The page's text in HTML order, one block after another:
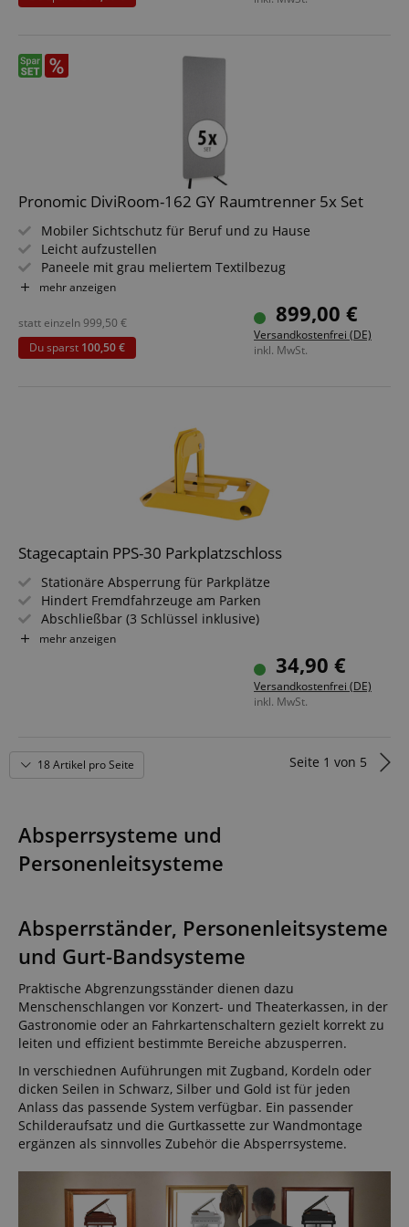
Pronomic DiviRoom-162 GY Raumtrenner 5x Set
Mobiler Sichtschutz für Beruf und zu Hause
Leicht aufzustellen
Paneele mit grau meliertem Textilbezug
Abmessungen: 60 x 167 cm
Spar-Set mit 5 Stück: bis zu 3,0 m Breite
mehr anzeigen
899,00 €
Versandkostenfrei (DE)
inkl. MwSt.
statt einzeln999,50 €
Du sparst 100,50 €
Stagecaptain PPS-30 Parkplatzschloss
Stationäre Absperrung für Parkplätze
Hindert Fremdfahrzeuge am Parken
Abschließbar (3 Schlüssel inklusive)
Wird mit Untergrund verschraubt
mehr anzeigen
34,90 €
Versandkostenfrei (DE)
inkl. MwSt.
18 Artikel pro Seite Seite 1 von 5
Absperrsysteme und
Personenleitsysteme
Absperrständer, Personenleitsysteme
und Gurt-Bandsysteme
Praktische Abgrenzungsständer dienen dazu
Menschenschlangen vor Konzert- und Theaterkassen, in der
Gastronomie oder an Fahrkartenschaltern gezielt korrekt zu
leiten und effizient bestimmte Bereiche abzusperren.
In verschiednen Auführungen mit Zugband, Kordeln oder
dicken Seilen in Schwarz, Silber und Gold ist für jeden
Anlass das passende System verfügbar. Ein passender
Schilderaufsatz und die Gurtkassette zur Wandmontage
ergänzen als sinnvolles Zubehör die Absperrsysteme.
CookieScriptConsent
CookieScript
session-id-apay
Amazon
.amazon.com
CrossDomainCookieScriptConsent_389
session-token
www.kirstein.de
VISITOR_PRIVACY_METADATA
YouTube
.youtube.com
Cookie
Anbieter /
Laufzeit Beschreibung